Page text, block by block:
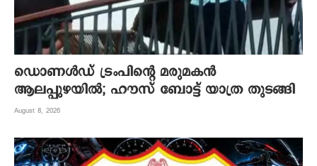
ഡൊണൾഡ് ട്രംപിന്റെ മരുമകന്‍
ആലപ്പുഴയില്‍; ഹൗസ് ബോട്ട് യാത്ര തുടങ്ങി
August 8, 2026